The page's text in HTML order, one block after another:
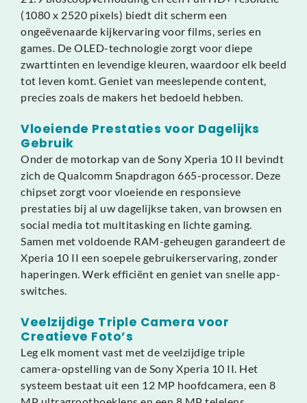
(1080 x 2520 pixels) biedt dit scherm een
ongeëvenaarde kijkervaring voor films, series en
games. De OLED-technologie zorgt voor diepe
zwarttinten en levendige kleuren, waardoor elk beeld
tot leven komt. Geniet van meeslepende content,
precies zoals de makers het bedoeld hebben.
Vloeiende Prestaties voor Dagelijks
Gebruik
Onder de motorkap van de Sony Xperia 10 II bevindt
zich de Qualcomm Snapdragon 665-processor. Deze
chipset zorgt voor vloeiende en responsieve
prestaties bij al uw dagelijkse taken, van browsen en
social media tot multitasking en lichte gaming.
Samen met voldoende RAM-geheugen garandeert de
Xperia 10 II een soepele gebruikerservaring, zonder
haperingen. Werk efficiënt en geniet van snelle app-
switches.
Veelzijdige Triple Camera voor
Creatieve Foto’s
Leg elk moment vast met de veelzijdige triple
camera-opstelling van de Sony Xperia 10 II. Het
systeem bestaat uit een 12 MP hoofdcamera, een 8